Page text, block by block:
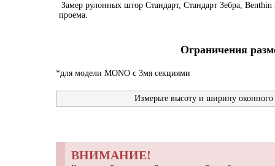
Замер рулонных штор Стандарт, Стандарт Зебра,
проема.
Ограничения
*для модели MONO с 3мя секциями
Измерьте высоту и ширину оконного
ВНИМАНИЕ!